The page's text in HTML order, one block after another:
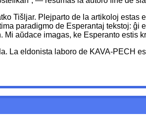
Tišljar. Plejparto de la artikoloj estas
paradigmo de Esperantaj tekstoj: ĝi
aŭdace imagas, ke Esperanto estis
La eldonista laboro de KAVA-PECH